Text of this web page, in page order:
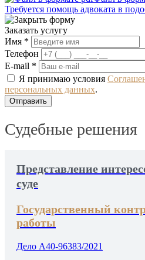
Требуется помощь адвоката в
Заказать услугу
Имя *
Телефон
E-mail *
Я принимаю условия
персональных данных.
Судебные решения
Представление
суде
Государственный
работы
Дело А40-96383/2021